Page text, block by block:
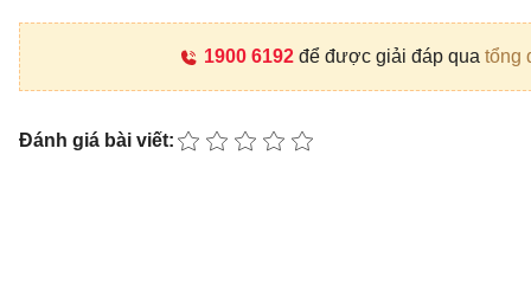
1900 6192để được giải đáp qua tổng
Đánh giá bài viết: